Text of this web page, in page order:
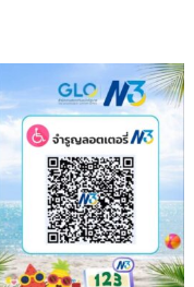
Healthy
school)
เสริม
ความ
เยาวชน
จัดการ
สิ่ง
แวดล้อม
ปลอดภัย